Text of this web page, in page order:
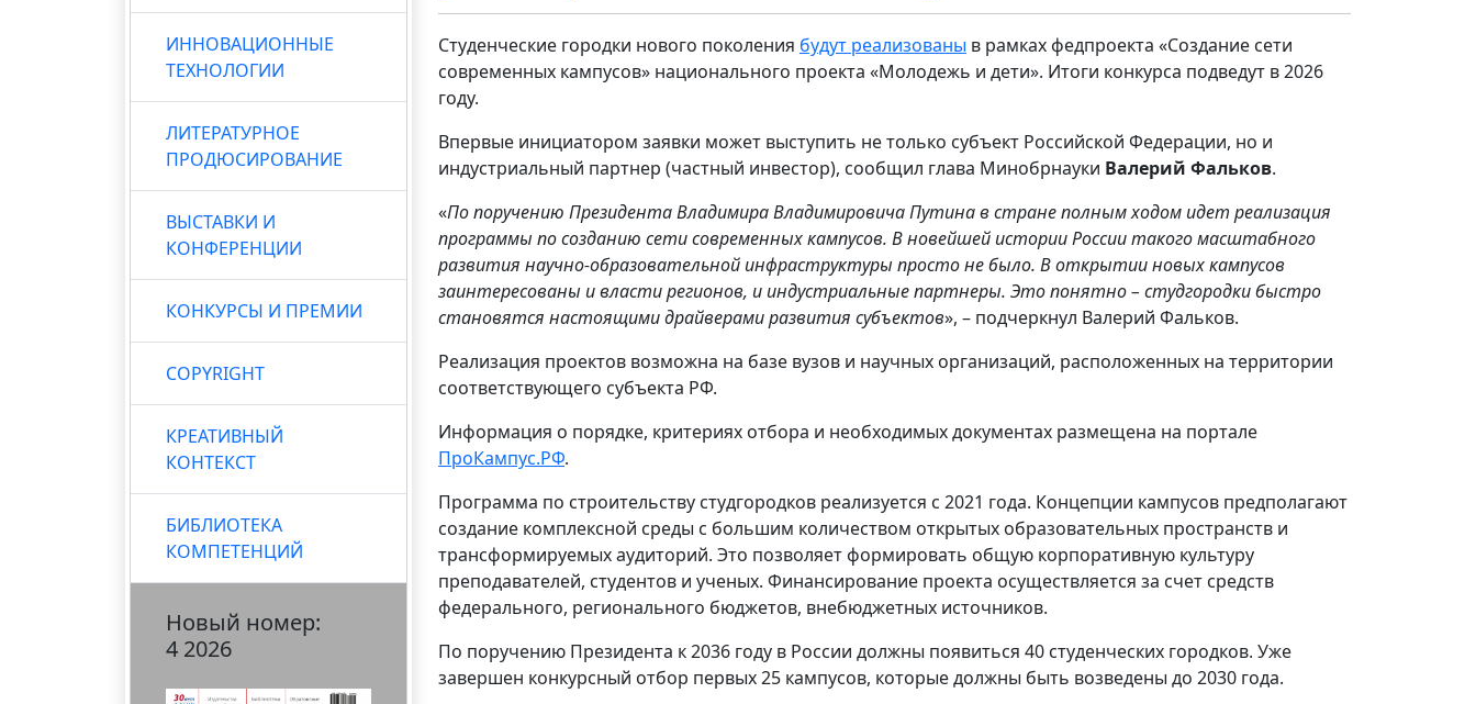
ИННОВАЦИОННЫЕ
ТЕХНОЛОГИИ
ЛИТЕРАТУРНОЕ
ПРОДЮСИРОВАНИЕ
ВЫСТАВКИ И
КОНФЕРЕНЦИИ
КОНКУРСЫ И ПРЕМИИ
COPYRIGHT
КРЕАТИВНЫЙ
КОНТЕКСТ
БИБЛИОТЕКА
КОМПЕТЕНЦИЙ
Новый номер:
4 2026
Студенческие городки нового поколения будут реализованы в рамках федпроекта «Создание сети
современных кампусов» национального проекта «Молодежь и дети». Итоги конкурса подведут в 2026
году.
Впервые инициатором заявки может выступить не только субъект Российской Федерации, но и
индустриальный партнер (частный инвестор), сообщил глава Минобрнауки Валерий Фальков.
«По поручению Президента Владимира Владимировича Путина в стране полным ходом идет реализация
программы по созданию сети современных кампусов. В новейшей истории России такого масштабного
развития научно-образовательной инфраструктуры просто не было. В открытии новых кампусов
заинтересованы и власти регионов, и индустриальные партнеры. Это понятно – студгородки быстро
становятся настоящими драйверами развития субъектов», – подчеркнул Валерий Фальков.
Реализация проектов возможна на базе вузов и научных организаций, расположенных на территории
соответствующего субъекта РФ.
Информация о порядке, критериях отбора и необходимых документах размещена на портале
ПроКампус.РФ.
Программа по строительству студгородков реализуется с 2021 года. Концепции кампусов предполагают
создание комплексной среды с большим количеством открытых образовательных пространств и
трансформируемых аудиторий. Это позволяет формировать общую корпоративную культуру
преподавателей, студентов и ученых. Финансирование проекта осуществляется за счет средств
федерального, регионального бюджетов, внебюджетных источников.
По поручению Президента к 2036 году в России должны появиться 40 студенческих городков. Уже
завершен конкурсный отбор первых 25 кампусов, которые должны быть возведены до 2030 года.